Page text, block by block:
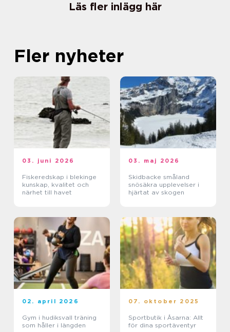
Läs fler inlägg här
Fler nyheter
03. juni 2026
Fiskeredskap i blekinge
kunskap, kvalitet och
närhet till havet
03. maj 2026
Skidbacke småland
snösäkra upplevelser i
hjärtat av skogen
02. april 2026
Gym i hudiksvall träning
som håller i längden
07. oktober 2025
Sportbutik i Åsarna: Allt
för dina sportäventyr